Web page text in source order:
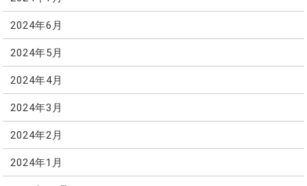
2024年6月
2024年5月
2024年4月
2024年3月
2024年2月
2024年1月